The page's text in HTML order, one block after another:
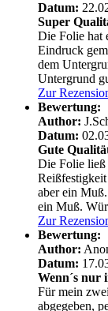
Datum:
Super
Die Folie hat
Eindruck
dem
Untergrund
Zur
Bewertung:
Author:
Datum:
Gute
Die Folie ließ
aber ein
ein Muß.
Zur
Bewertung:
Author:
Datum:
Wenn´s nur
Für mein
abgegeben,